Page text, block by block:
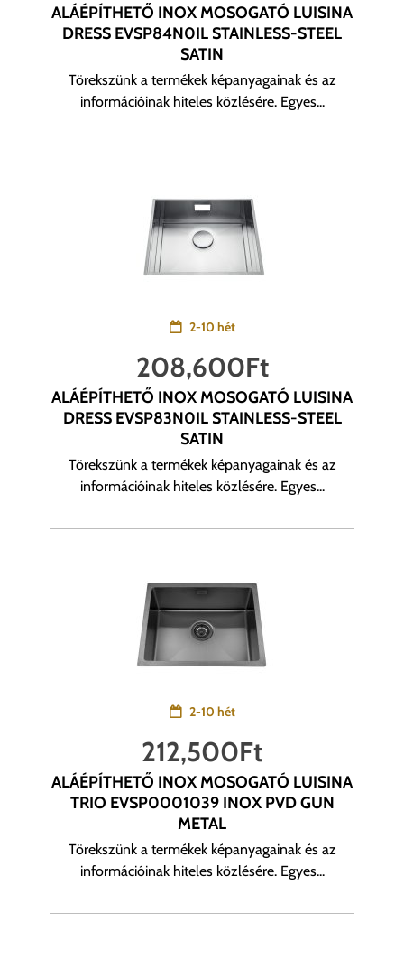
ALÁÉPÍTHETŐ INOX MOSOGATÓ LUISINA
DRESS EVSP84N0IL STAINLESS-STEEL
SATIN
Törekszünk a termékek képanyagainak és az
információinak hiteles közlésére. Egyes...
2-10 hét
208,600Ft
ALÁÉPÍTHETŐ INOX MOSOGATÓ LUISINA
DRESS EVSP83N0IL STAINLESS-STEEL
SATIN
Törekszünk a termékek képanyagainak és az
információinak hiteles közlésére. Egyes...
2-10 hét
212,500Ft
ALÁÉPÍTHETŐ INOX MOSOGATÓ LUISINA
TRIO EVSP0001039 INOX PVD GUN
METAL
Törekszünk a termékek képanyagainak és az
információinak hiteles közlésére. Egyes...